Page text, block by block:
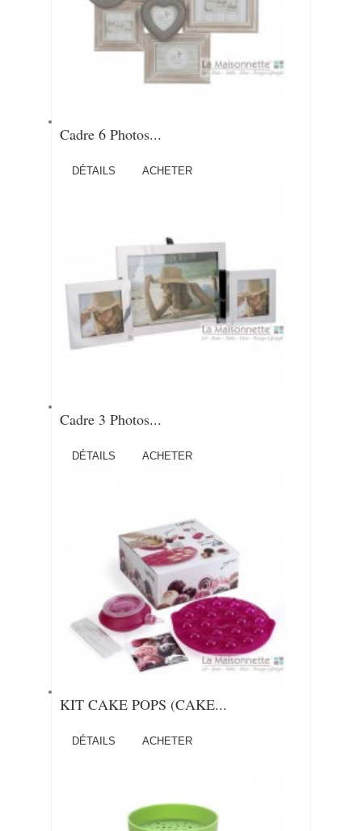
Cadre 6 Photos...
DÉTAILS ACHETER
Cadre 3 Photos...
DÉTAILS ACHETER
KIT CAKE POPS (CAKE...
DÉTAILS ACHETER